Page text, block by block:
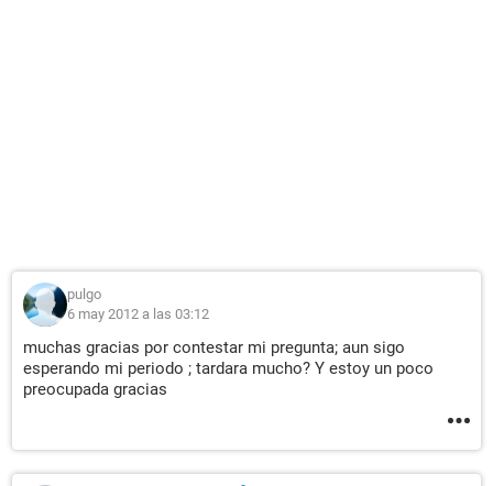
pulgo
6 may 2012 a las 03:12
muchas gracias por contestar mi pregunta; aun sigo
esperando mi periodo ; tardara mucho? Y estoy un poco
preocupada gracias